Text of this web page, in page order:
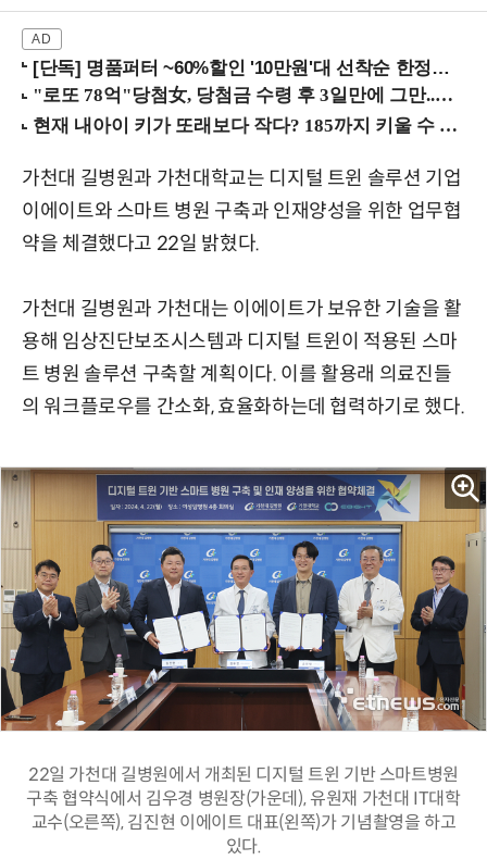
[단독] 명품퍼터 ~60%할인 '10만원'대 선착순 한정판매!
가천대 길병원과 가천대학교는 디지털 트윈 솔루션 기업
이에이트와 스마트 병원 구축과 인재양성을 위한 업무협
약을 체결했다고 22일 밝혔다.
가천대 길병원과 가천대는 이에이트가 보유한 기술을 활
용해 임상진단보조시스템과 디지털 트윈이 적용된 스마
트 병원 솔루션 구축할 계획이다. 이를 활용래 의료진들
의 워크플로우를 간소화, 효율화하는데 협력하기로 했다.
22일 가천대 길병원에서 개최된 디지털 트윈 기반 스마트병원
구축 협약식에서 김우경 병원장(가운데), 유원재 가천대 IT대학
교수(오른쪽), 김진현 이에이트 대표(왼쪽)가 기념촬영을 하고
있다.